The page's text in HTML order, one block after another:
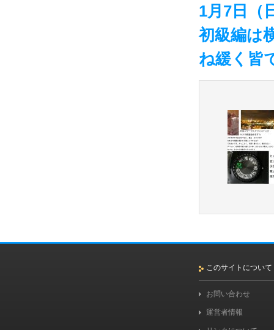
1月7日（
初級編は
ね緩く皆
このサイトについて
お問い合わせ
運営者情報